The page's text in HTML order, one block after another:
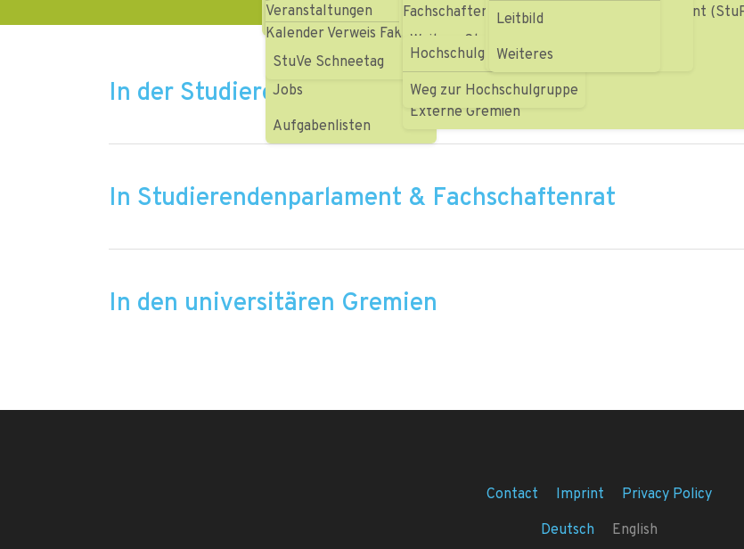
Vergangene Projekte
Gremienvertretung
Projekte
Jobs
Aufgabenlisten
Veranstaltungen
Kalender Verweis Fakultätenvierkampf
StuVe Schneetag
Presse
Struktur
Fachschaftenrat (FSR) Studierendenparlament
Weitere StuVe-Gremien
Universitäre Gremien
Externe Gremien
Hochschulgruppen
Hochschulgruppen
Weg zur Hochschulgruppe
Leitbild
Weiteres
Satzungen & Ordnungen
Formulare
In der Studierendenexekutive (StEx)
In Studierendenparlament & Fachschaftenrat
In den universitären Gremien
Contact Imprint
Privacy Policy
Deutsch
English